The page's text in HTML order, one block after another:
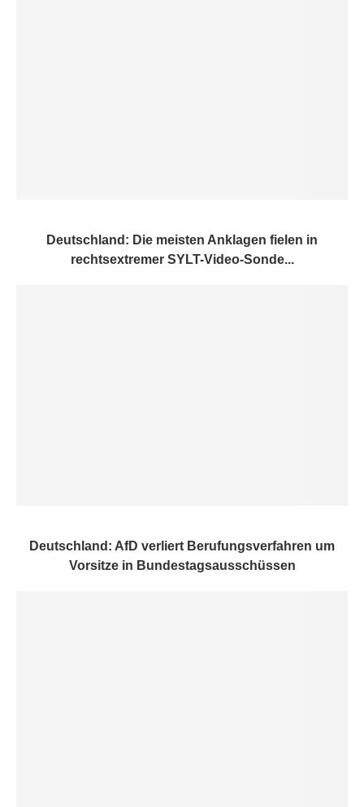
Deutschland: Die meisten Anklagen fielen in
rechtsextremer SYLT-Video-Sonde...
Deutschland: AfD verliert Berufungsverfahren um
Vorsitze in Bundestagsausschüssen